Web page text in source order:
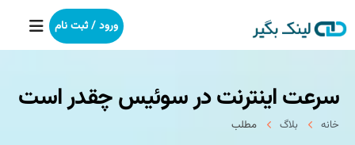
خانه
بکلینک
ورود / ثبت نام
سرعت اینترنت در سوئیس چقدر است
خانه بلاگ مطلب